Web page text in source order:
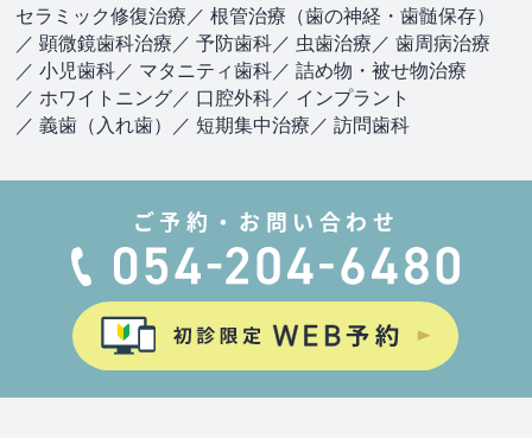
セラミック修復治療／ 根管治療（歯の神経・歯髄保存）
／ 顕微鏡歯科治療／ 予防歯科／ 虫歯治療／ 歯周病治療
／ 小児歯科／ マタニティ歯科／ 詰め物・被せ物治療
／ ホワイトニング／ 口腔外科／ インプラント
／ 義歯（入れ歯） ／ 短期集中治療／ 訪問歯科
ご予約・お問い合わせ